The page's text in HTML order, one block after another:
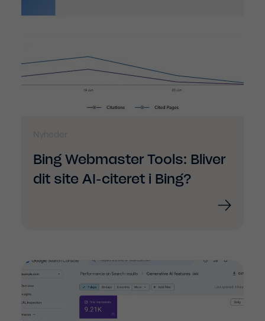
Bing Webmaster Tools: Bliver
dit site AI-citeret i Bing?